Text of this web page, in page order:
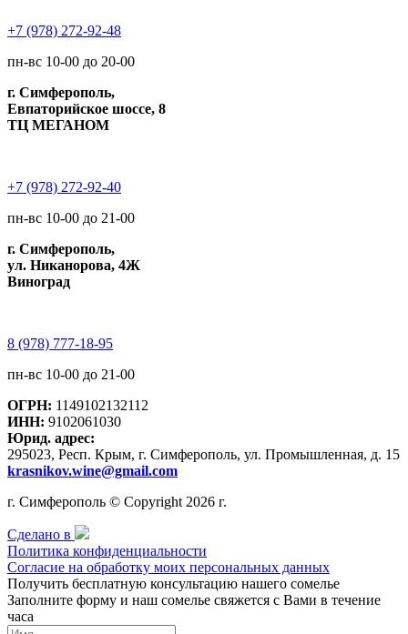
+7 (978) 272-92-48
пн-вс 10-00 до 20-00
г. Симферополь,
Евпаторийское шоссе, 8
ТЦ МЕГАНОМ
+7 (978) 272-92-40
пн-вс 10-00 до 21-00
г. Симферополь,
ул. Никанорова, 4Ж
Виноград
8 (978) 777-18-95
пн-вс 10-00 до 21-00
ОГРН: 1149102132112
ИНН: 9102061030
Юрид. адрес:
295023, Респ. Крым, г. Симферополь, ул. Промышленная, д. 15
krasnikov.wine@gmail.com
г. Симферополь © Copyright 2026 г.
Сделано в
Политика конфиденциальности
Согласие на обработку моих персональных данных
Получить бесплатную консультацию нашего сомелье
Заполните форму и наш сомелье свяжется с Вами в течение
часа